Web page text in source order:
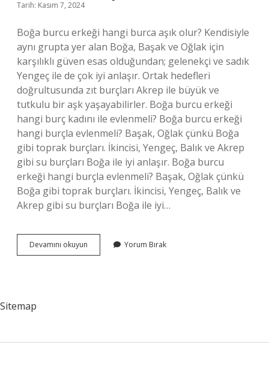
Tarih: Kasım 7, 2024
Boğa burcu erkeği hangi burca aşık olur? Kendisiyle
aynı grupta yer alan Boğa, Başak ve Oğlak için
karşılıklı güven esas olduğundan; gelenekçi ve sadık
Yengeç ile de çok iyi anlaşır. Ortak hedefleri
doğrultusunda zıt burçları Akrep ile büyük ve
tutkulu bir aşk yaşayabilirler. Boğa burcu erkeği
hangi burç kadını ile evlenmeli? Boğa burcu erkeği
hangi burçla evlenmeli? Başak, Oğlak çünkü Boğa
gibi toprak burçları. İkincisi, Yengeç, Balık ve Akrep
gibi su burçları Boğa ile iyi anlaşır. Boğa burcu
erkeği hangi burçla evlenmeli? Başak, Oğlak çünkü
Boğa gibi toprak burçları. İkincisi, Yengeç, Balık ve
Akrep gibi su burçları Boğa ile iyi…
Devamını okuyun
Burcu
Yorum Bırak
Sitemap